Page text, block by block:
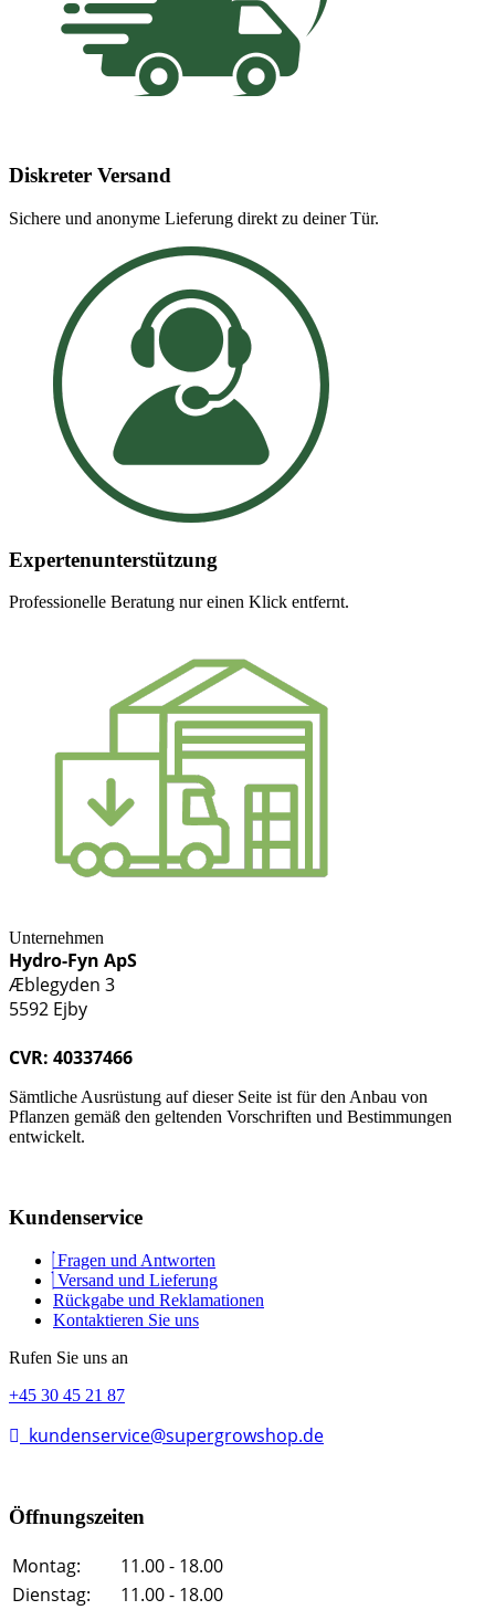
Diskreter Versand
Sichere und anonyme Lieferung direkt zu deiner Tür.
Expertenunterstützung
Professionelle Beratung nur einen Klick entfernt.
Unternehmen
Hydro-Fyn ApS
Æblegyden 3
5592 Ejby
CVR: 40337466
Sämtliche Ausrüstung auf dieser Seite ist für den Anbau von
Pflanzen gemäß den geltenden Vorschriften und Bestimmungen
entwickelt.
Kundenservice
Fragen und Antworten
Versand und Lieferung
Rückgabe und Reklamationen
Kontaktieren Sie uns
Rufen Sie uns an
+45 30 45 21 87
kundenservice@supergrowshop.de
Öffnungszeiten
Montag:
11.00 - 18.00
Dienstag:
11.00 - 18.00